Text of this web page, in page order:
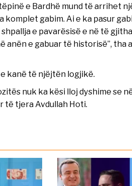
e Bardhë mund të arrihet
komplet gabim. Ai e ka pasur
e pavarësisë e në të gjitha
anën e gabuar të historisë”, tha
kanë të njëjtën logjikë.
nuk ka kësi lloj dyshime se
të tjera Avdullah Hoti.